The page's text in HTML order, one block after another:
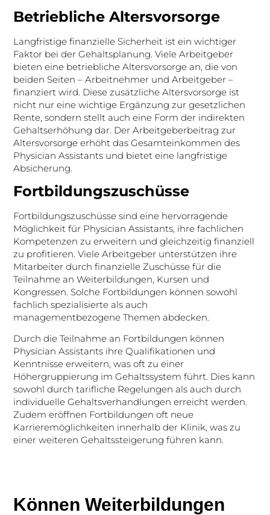
Betriebliche Altersvorsorge
Langfristige finanzielle Sicherheit ist ein wichtiger
Faktor bei der Gehaltsplanung. Viele Arbeitgeber
bieten eine betriebliche Altersvorsorge an, die von
beiden Seiten – Arbeitnehmer und Arbeitgeber –
finanziert wird. Diese zusätzliche Altersvorsorge ist
nicht nur eine wichtige Ergänzung zur gesetzlichen
Rente, sondern stellt auch eine Form der indirekten
Gehaltserhöhung dar. Der Arbeitgeberbeitrag zur
Altersvorsorge erhöht das Gesamteinkommen des
Physician Assistants und bietet eine langfristige
Absicherung.
Fortbildungszuschüsse
Fortbildungszuschüsse sind eine hervorragende
Möglichkeit für Physician Assistants, ihre fachlichen
Kompetenzen zu erweitern und gleichzeitig finanziell
zu profitieren. Viele Arbeitgeber unterstützen ihre
Mitarbeiter durch finanzielle Zuschüsse für die
Teilnahme an Weiterbildungen, Kursen und
Kongressen. Solche Fortbildungen können sowohl
fachlich spezialisierte als auch
managementbezogene Themen abdecken.
Durch die Teilnahme an Fortbildungen können
Physician Assistants ihre Qualifikationen und
Kenntnisse erweitern, was oft zu einer
Höhergruppierung im Gehaltssystem führt. Dies kann
sowohl durch tarifliche Regelungen als auch durch
individuelle Gehaltsverhandlungen erreicht werden.
Zudem eröffnen Fortbildungen oft neue
Karrieremöglichkeiten innerhalb der Klinik, was zu
einer weiteren Gehaltssteigerung führen kann.
Können Weiterbildungen